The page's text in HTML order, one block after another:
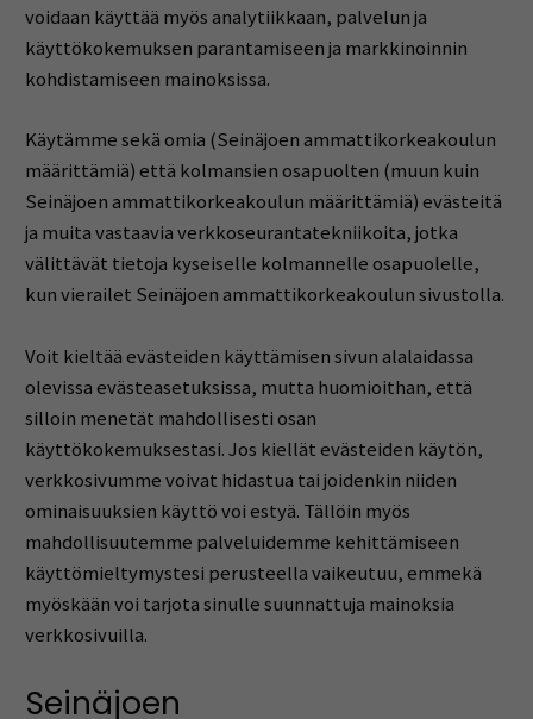
voidaan käyttää myös analytiikkaan, palvelun ja
käyttökokemuksen parantamiseen ja markkinoinnin
kohdistamiseen mainoksissa.
Käytämme sekä omia (Seinäjoen ammattikorkeakoulun
määrittämiä) että kolmansien osapuolten (muun kuin
Seinäjoen ammattikorkeakoulun määrittämiä) evästeitä
ja muita vastaavia verkkoseurantatekniikoita, jotka
välittävät tietoja kyseiselle kolmannelle osapuolelle,
kun vierailet Seinäjoen ammattikorkeakoulun sivustolla.
Voit kieltää evästeiden käyttämisen sivun alalaidassa
olevissa evästeasetuksissa, mutta huomioithan, että
silloin menetät mahdollisesti osan
käyttökokemuksestasi. Jos kiellät evästeiden käytön,
verkkosivumme voivat hidastua tai joidenkin niiden
ominaisuuksien käyttö voi estyä. Tällöin myös
mahdollisuutemme palveluidemme kehittämiseen
käyttömieltymystesi perusteella vaikeutuu, emmekä
myöskään voi tarjota sinulle suunnattuja mainoksia
verkkosivuilla.
Seinäjoen